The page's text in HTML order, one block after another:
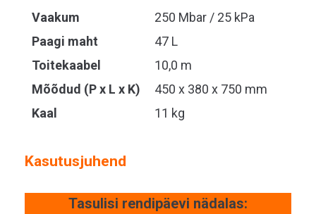
Vaakum
250 Mbar / 25 kPa
Paagi maht
47 L
Toitekaabel
10,0 m
Mõõdud (P x L x K)
450 x 380 x 750 mm
Kaal
11 kg
Kasutusjuhend
Tasulisi rendipäevi nädalas: